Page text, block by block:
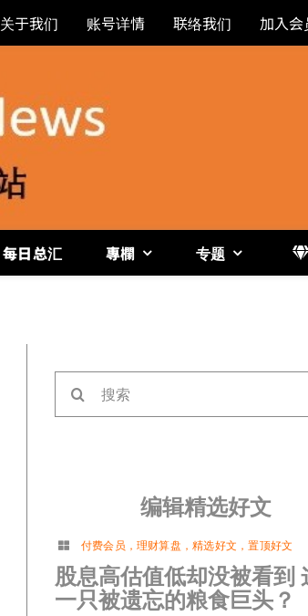
关于我们 账号详情 联络我们 加入会
每日总汇 專欄 专题
索：
编辑精选好文
付费会员 ，理财算盘 ，精选好文 ，置顶好文
股息高估值低却没被看到
一只被遗忘的粮食巨头？